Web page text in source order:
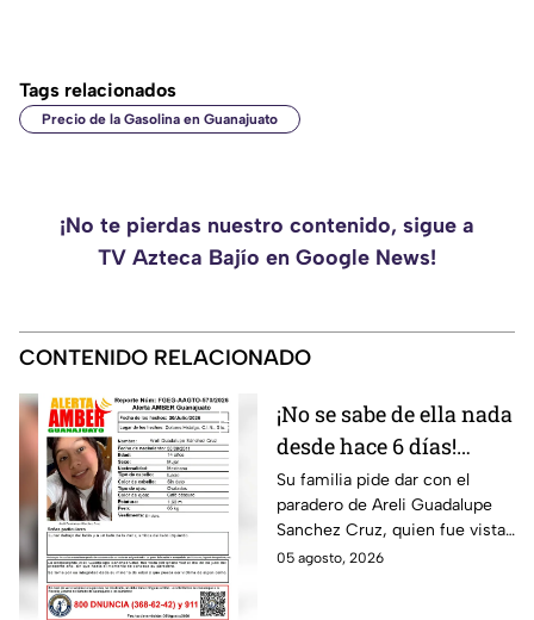
Tags relacionados
Precio de la Gasolina en Guanajuato
¡No te pierdas nuestro contenido, sigue a
TV Azteca Bajío en Google News!
CONTENIDO RELACIONADO
¡No se sabe de ella nada
desde hace 6 días!
Buscan a Areli
Guadalupe Sanchez
Cruz, desaparecida en
Guanajuato
Su familia pide dar con el
paradero de Areli Guadalupe
Sanchez Cruz, quien fue vista
por última vez el 30 de julio.
05 agosto, 2026